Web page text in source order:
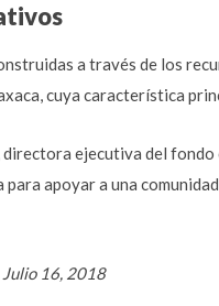
a través de los
cuya característica
ejecutiva del
apoyar a una
Julio 16, 2018